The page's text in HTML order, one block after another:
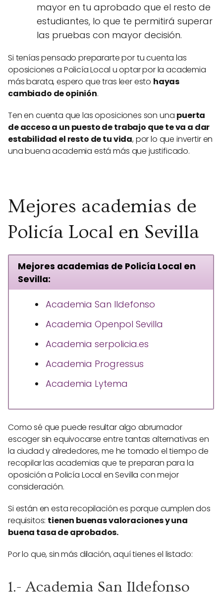
mayor en tu aprobado que el resto de
estudiantes, lo que te permitirá superar
las pruebas con mayor decisión.
Si tenías pensado prepararte por tu cuenta las
oposiciones a Policía Local u optar por la academia
más barata, espero que tras leer esto hayas
cambiado de opinión.
Ten en cuenta que las oposiciones son una puerta
de acceso a un puesto de trabajo que te va a dar
estabilidad el resto de tu vida, por lo que invertir en
una buena academia está más que justificado.
Mejores academias de
Policía Local en Sevilla
Mejores academias de Policía Local en
Sevilla:
Academia San Ildefonso
Academia Openpol Sevilla
Academia serpolicia.es
Academia Progressus
Academia Lytema
Como sé que puede resultar algo abrumador
escoger sin equivocarse entre tantas alternativas en
la ciudad y alrededores, me he tomado el tiempo de
recopilar las academias que te preparan para la
oposición a Policía Local en Sevilla con mejor
consideración.
Si están en esta recopilación es porque cumplen dos
requisitos: tienen buenas valoraciones y una
buena tasa de aprobados.
Por lo que, sin más dilación, aquí tienes el listado:
1.- Academia San Ildefonso